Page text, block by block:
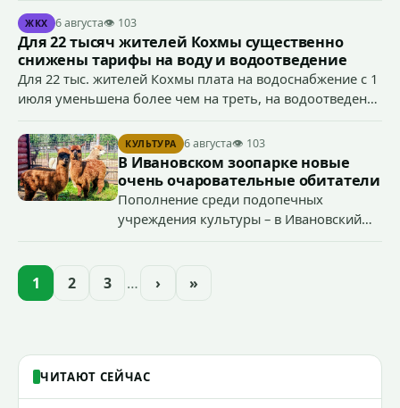
Антоном Тумановым.
ЖКХ 6 августа👁 103
Для 22 тысяч жителей Кохмы существенно
снижены тарифы на воду и водоотведение
Для 22 тыс. жителей Кохмы плата на водоснабжение с 1
июля уменьшена более чем на треть, на водоотведение
началу работы в городе областного предприятия
«Водоканал.
КУЛЬТУРА 6 августа👁 103
В Ивановском зоопарке новые
очень очаровательные обитатели
Пополнение среди подопечных
учреждения культуры – в Ивановский
областей (самцу - 6 месяцев, самочке —
1 2 3 … › »
ЧИТАЮТ СЕЙЧАС